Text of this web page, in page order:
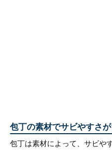
包丁の素材でサビやすさが
包丁は素材によって、サビや